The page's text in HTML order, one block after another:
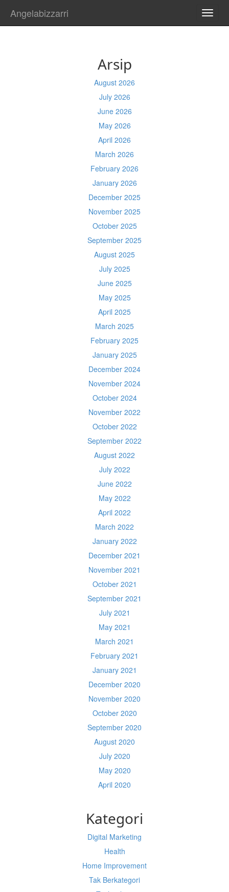
Angelabizzarri
Arsip
August 2026
July 2026
June 2026
May 2026
April 2026
March 2026
February 2026
January 2026
December 2025
November 2025
October 2025
September 2025
August 2025
July 2025
June 2025
May 2025
April 2025
March 2025
February 2025
January 2025
December 2024
November 2024
October 2024
November 2022
October 2022
September 2022
August 2022
July 2022
June 2022
May 2022
April 2022
March 2022
January 2022
December 2021
November 2021
October 2021
September 2021
July 2021
May 2021
March 2021
February 2021
January 2021
December 2020
November 2020
October 2020
September 2020
August 2020
July 2020
May 2020
April 2020
Kategori
Digital Marketing
Health
Home Improvement
Tak Berkategori